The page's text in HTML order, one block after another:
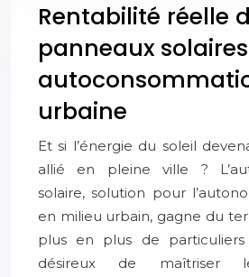
Rentabilité réelle
panneaux solaires
urbaine
Et si l’énergie du soleil
allié en pleine ville ?
solaire, solution pour
en milieu urbain, gagne du
plus en plus de particuliers
désireux de maîtriser